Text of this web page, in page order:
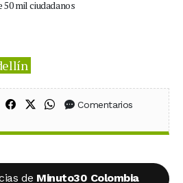
Compartir en Facebook
Compartir en X (Twitter)
Compartir en WhatsApp
Comentarios
de Minuto30 Colombia